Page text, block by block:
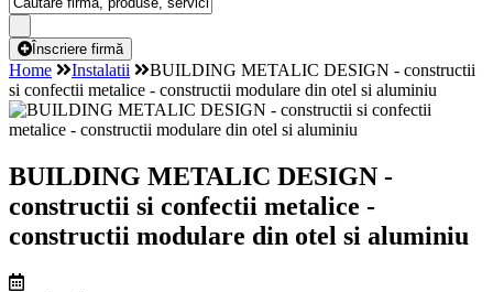
Înscriere firmă
Home Instalatii
BUILDING METALIC DESIGN - constructii
si confectii metalice - constructii modulare din otel si aluminiu
BUILDING METALIC DESIGN -
constructii si confectii metalice -
constructii modulare din otel si aluminiu